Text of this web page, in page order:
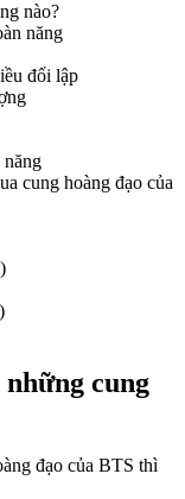
nào?
năng
đối lập
năng
cung hoàng đạo của
những cung
đạo của BTS thì